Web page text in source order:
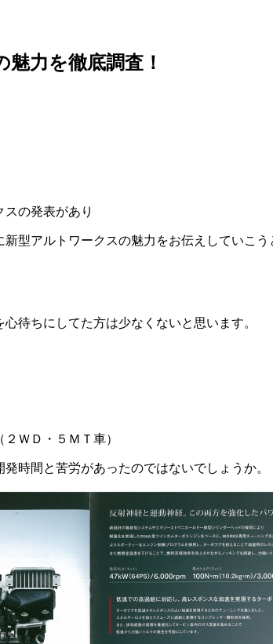
力を徹底調査！
スの発表があり
型アルトワークスの魅力をお伝えしていこう
待ちにしてた方は少なくないと思います。
ＷＤ・５ＭＴ車）
時間と苦労があったのではないでしょうか。